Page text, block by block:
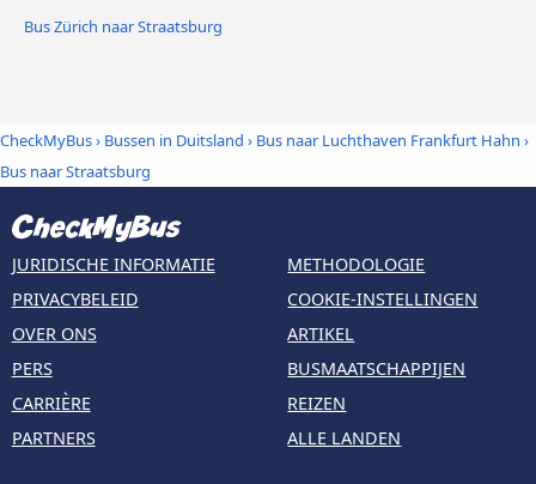
Bus Zürich naar Straatsburg
CheckMyBus› Bussen in Duitsland › Bus naar Luchthaven Frankfurt Hahn ›
Bus naar Straatsburg
JURIDISCHE INFORMATIE
PRIVACYBELEID
OVER ONS
PERS
CARRIÈRE
PARTNERS
METHODOLOGIE
COOKIE-INSTELLINGEN
ARTIKEL
BUSMAATSCHAPPIJEN
REIZEN
ALLE LANDEN